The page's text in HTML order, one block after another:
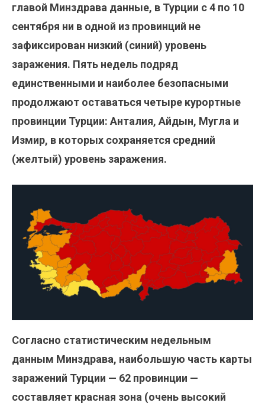
главой Минздрава данные, в Турции с 4 по 10
сентября ни в одной из провинций не
зафиксирован низкий (синий) уровень
заражения. Пять недель подряд
единственными и наиболее безопасными
продолжают оставаться четыре курортные
провинции Турции: Анталия, Айдын, Мугла и
Измир, в которых сохраняется средний
(желтый) уровень заражения.
Согласно статистическим недельным
данным Минздрава, наибольшую часть карты
заражений Турции — 62 провинции —
составляет красная зона (очень высокий